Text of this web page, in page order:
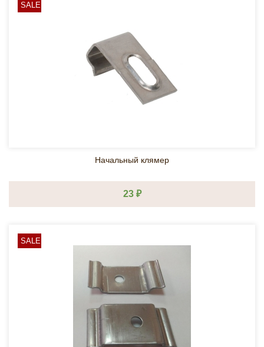
SALE
Начальный клямер
23 ₽
SALE